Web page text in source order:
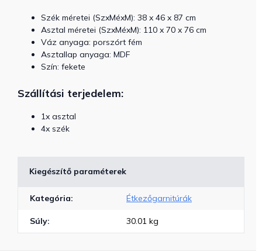
Szék méretei (SzxMéxM): 38 x 46 x 87 cm
Asztal méretei (SzxMéxM): 110 x 70 x 76 cm
Váz anyaga: porszórt fém
Asztallap anyaga: MDF
Szín: fekete
Szállítási terjedelem:
1x asztal
4x szék
Kiegészítő paraméterek
Kategória: Étkezőgarnitúrák
Súly: 30.01 kg